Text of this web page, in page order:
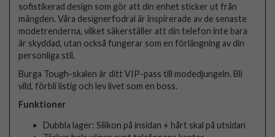
sofistikerad design som gör att din enhet sticker ut från
mängden. Våra designerfodral är inspirerade av de senaste
modetrenderna, vilket säkerställer att din telefon inte bara
är skyddad, utan också fungerar som en förlängning av din
personliga stil.
Burga Tough-skalen är ditt VIP-pass till modedjungeln. Bli
vild, förbli listig och lev livet som en boss.
Funktioner
Dubbla lager: Silikon på insidan + hårt skal på utsidan